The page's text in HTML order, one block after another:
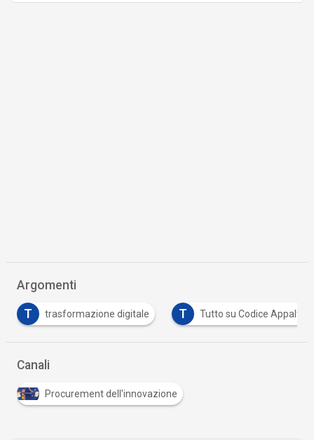
Argomenti
T trasformazione digitale T Tutto su Codice Appalti
Canali
Procurement dell'innovazione